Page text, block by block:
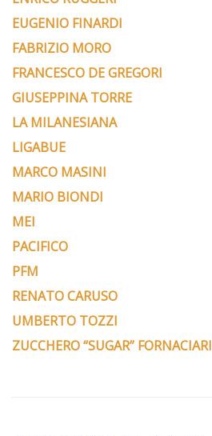
EUGENIO FINARDI
FABRIZIO MORO
FRANCESCO DE GREGORI
GIUSEPPINA TORRE
LA MILANESIANA
LIGABUE
MARCO MASINI
MARIO BIONDI
MEI
PACIFICO
PFM
RENATO CARUSO
UMBERTO TOZZI
ZUCCHERO “SUGAR” FORNACIARI